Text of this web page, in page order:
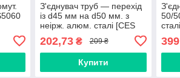
З'єднувач труб — перехід
із d45 мм на d50 мм. з
неірж. алюм. сталі [CES
202,73₴ 209 ₴
Купити
50/